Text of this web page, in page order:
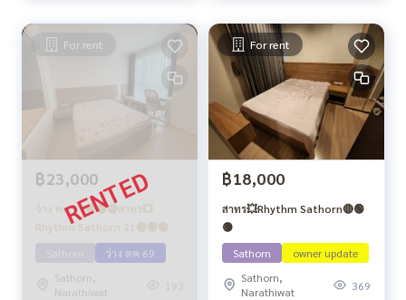
For rent
฿23,000
ว่าง ตค 69🟢🟡🔴สาทร💥
Rhythm Sathorn 21🔴🟢🟡
ว่าง ตค 69
Sathorn,
Narathiwat
193
For rent
฿18,000
สาทร💥Rhythm Sathorn🔴🟢
🟡
Sathorn
owner update
Sathorn,
Narathiwat
369